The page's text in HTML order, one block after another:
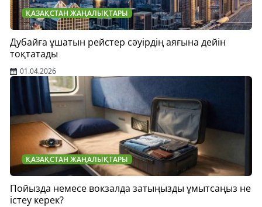
ҚАЗАҚСТАН ЖАҢАЛЫҚТАРЫ
Дубайға ұшатын рейстер сәуірдің аяғына дейін
тоқтатады
01.04.2026
ҚАЗАҚСТАН ЖАҢАЛЫҚТАРЫ
Пойызда немесе вокзалда затыңызды ұмытсаңыз не
істеу керек?